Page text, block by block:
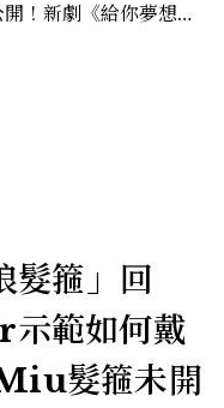
！新劇《給你夢想》
髮箍」回
範如何戴
髮箍未開